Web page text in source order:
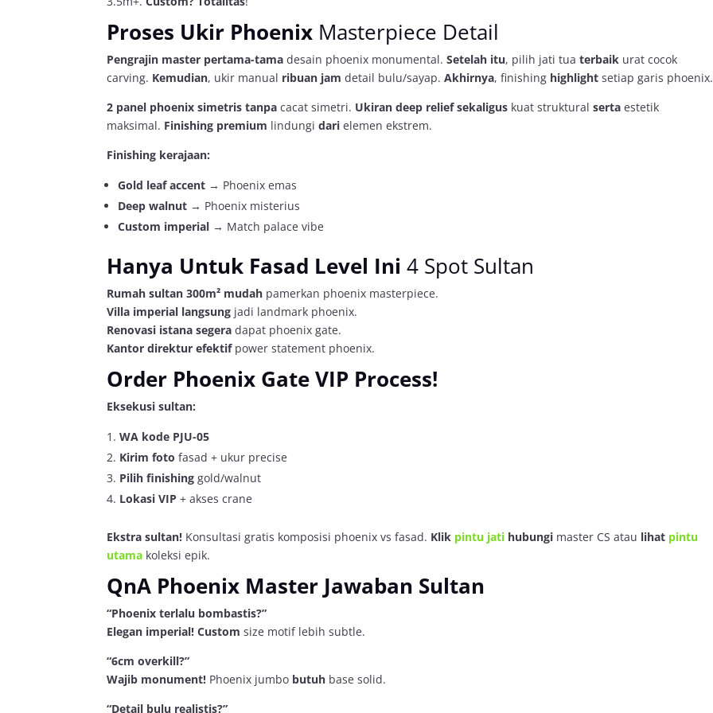
Proses Ukir Phoenix Masterpiece Detail
Pengrajin master pertama-tama desain phoenix monumental.Setelah itu, pilih jati tuaterbaik urat cocok
carving. Kemudian, ukir manual ribuan jam detail bulu/sayap.Akhirnya, finishing highlight setiap garis phoenix.
2 panel phoenix simetris tanpa cacat simetri. Ukiran deep relief sekaligus kuat strukturalserta estetik
maksimal. Finishing premium lindungidari elemen ekstrem.
Finishing kerajaan:
Gold leaf accent → Phoenix emas
Deep walnut → Phoenix misterius
Custom imperial → Match palace vibe
Hanya Untuk Fasad Level Ini 4 Spot Sultan
Rumah sultan 300m² mudah pamerkan phoenix masterpiece.
Villa imperial langsung jadi landmark phoenix.
Renovasi istana segera dapat phoenix gate.
Kantor direktur efektifpower statement phoenix.
Order Phoenix Gate VIP Process!
Eksekusi sultan:
WA kode PJU-05
Kirim foto fasad + ukur precise
Pilih finishing gold/walnut
Lokasi VIP + akses crane
Ekstra sultan! Konsultasi gratis komposisi phoenix vs fasad. Klik pintu jati hubungi master CS atau lihat pintu
utama koleksi epik.
QnA Phoenix Master Jawaban Sultan
“Phoenix terlalu bombastis?”
Elegan imperial! Custom size motif lebih subtle.
“6cm overkill?”
Wajib monument! Phoenix jumbo butuh base solid.
“Detail bulu realistis?”